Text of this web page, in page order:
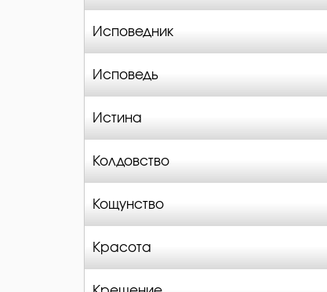
Исповедник
Исповедь
Истина
Колдовство
Кощунство
Красота